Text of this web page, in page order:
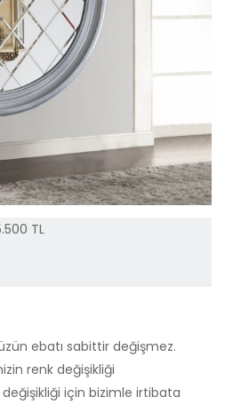
TL
ebatı sabittir değişmez.
renk değişikliği
için bizimle irtibata